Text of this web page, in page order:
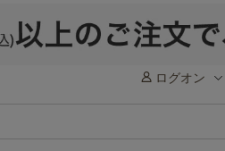
ログオン